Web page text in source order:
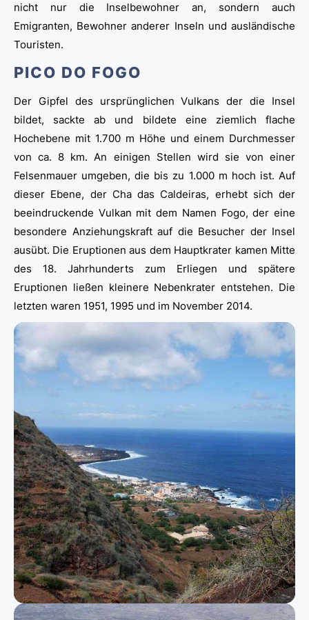
nicht nur die Inselbewohner an, sondern auch
Emigranten, Bewohner anderer Inseln und ausländische
Touristen.
PICO DO FOGO
Der Gipfel des ursprünglichen Vulkans der die Insel
bildet, sackte ab und bildete eine ziemlich flache
Hochebene mit 1.700 m Höhe und einem Durchmesser
von ca. 8 km. An einigen Stellen wird sie von einer
Felsenmauer umgeben, die bis zu 1.000 m hoch ist. Auf
dieser Ebene, der Cha das Caldeiras, erhebt sich der
beeindruckende Vulkan mit dem Namen Fogo, der eine
besondere Anziehungskraft auf die Besucher der Insel
ausübt. Die Eruptionen aus dem Hauptkrater kamen Mitte
des 18. Jahrhunderts zum Erliegen und spätere
Eruptionen ließen kleinere Nebenkrater entstehen. Die
letzten waren 1951, 1995 und im November 2014.